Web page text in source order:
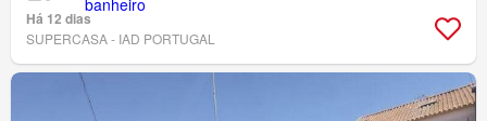
Há 12 dias
SUPERCASA - IAD PORTUGAL